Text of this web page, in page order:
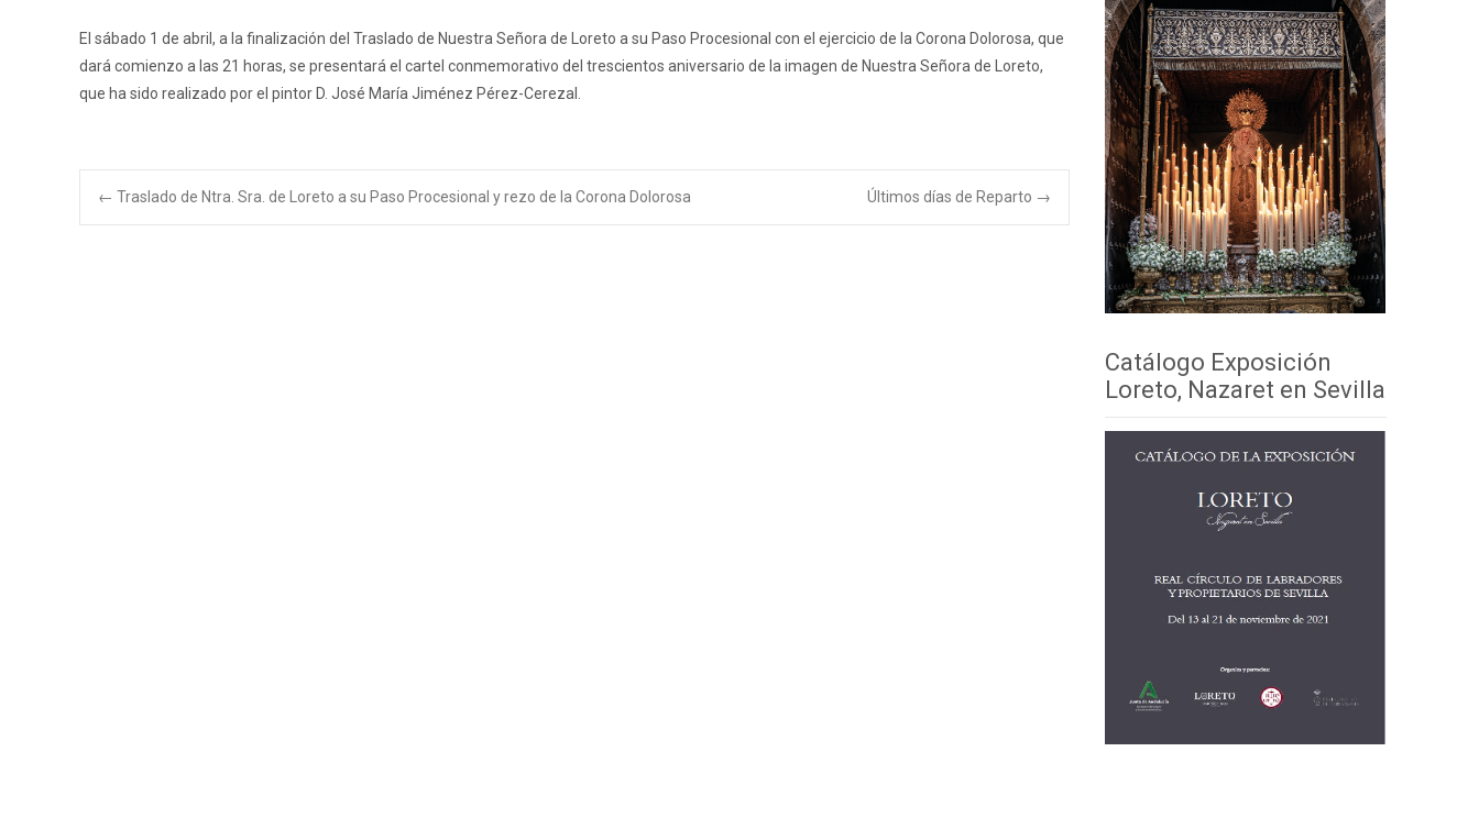
El sábado 1 de abril, a la finalización del Traslado de Nuestra Señora de Loreto a su Paso Procesional con el ejercicio de la Corona Dolorosa, que
dará comienzo a las 21 horas, se presentará el cartel conmemorativo del trescientos aniversario de la imagen de Nuestra Señora de Loreto,
que ha sido realizado por el pintor D. José María Jiménez Pérez-Cerezal.
Navegación
← Traslado de Ntra. Sra. de Loreto a su Paso Procesional y rezo de la Corona Dolorosa Últimos días de Reparto →
Catálogo Exposición
Loreto, Nazaret en Sevilla